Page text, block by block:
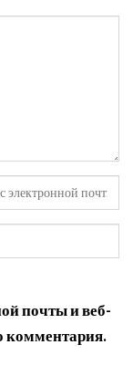
почты и веб-
комментария.